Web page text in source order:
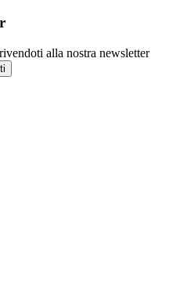
alla nostra newsletter